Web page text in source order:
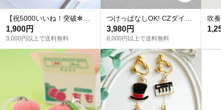
1,900円
3,000円以上で送料無料
3,980円
8,000円以上で送料無料